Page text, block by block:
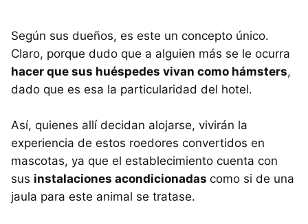
Según sus dueños, es este un concepto único.
Claro, porque dudo que a alguien más se le ocurra
hacer que sus huéspedes vivan como hámsters,
dado que es esa la particularidad del hotel.
Así, quienes allí decidan alojarse, vivirán la
experiencia de estos roedores convertidos en
mascotas, ya que el establecimiento cuenta con
sus instalaciones acondicionadas como si de una
jaula para este animal se tratase.